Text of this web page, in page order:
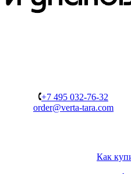
+7 495 032-76-32
order@verta-tara.com
Как